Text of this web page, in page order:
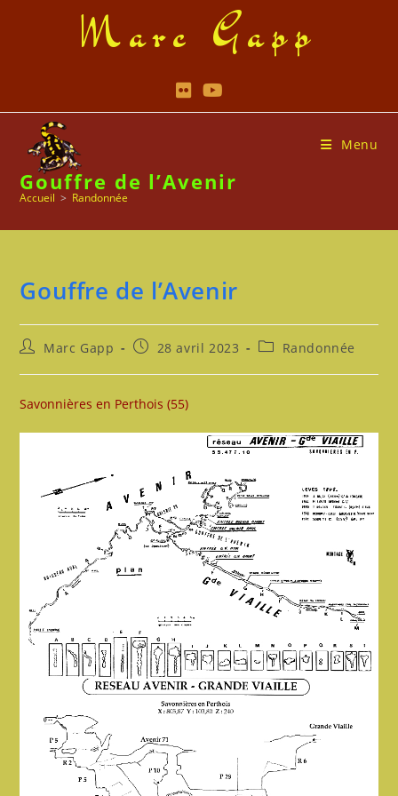
Marc Gapp
Menu
Gouffre de l’Avenir
Accueil > Randonnée
Gouffre de l’Avenir
Auteur/autrice
la
publication :
Marc Gapp
Publication
28 avril 2023
PostRandonnée
Savonnières en Perthois (55)